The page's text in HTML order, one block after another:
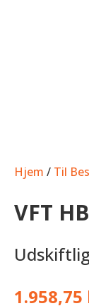
Hjem / Til
VFT
1.958,75